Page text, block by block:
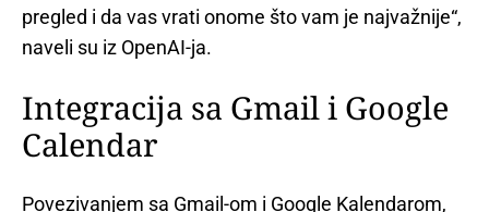
pregled i da vas vrati onome što vam je najvažnije“,
naveli su iz OpenAI-ja.
Integracija sa Gmail i Google
Calendar
Povezivanjem sa Gmail-om i Google Kalendarom,